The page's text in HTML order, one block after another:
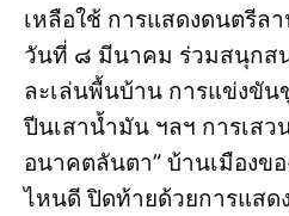
เหลือใช้ การแสดงดนตรีล
วันที่ ๘ มีนาคม ร่วมสนุกส
ละเล่นพื้นบ้าน การแข่งขัน
ปีนเสาน้ำมัน ฯลฯ การเสว
อนาคตลันตา” บ้านเมืองข
ไหนดี ปิดท้ายด้วยการแสด